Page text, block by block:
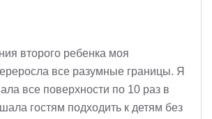
второго ребенка моя
все разумные границы. Я
все поверхности по 10 раз в
гостям подходить к детям без